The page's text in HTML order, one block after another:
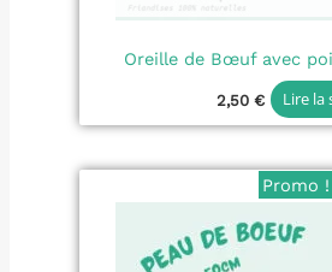
Oreille de Bœuf avec
2,50€ Lire la
Promo !
prix
initial
était :
7,50 €.
Le
prix
actuel
est :